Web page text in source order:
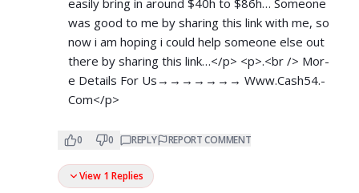
was good to me by sharing this link with me, so
now i am hoping i could help someone else out
there by sharing this link…</p> <p>.<br /> M­­­­­­o­­­­­­r­­­­­­
e­ D­­­­­­e­­­­­­t­­­­­­a­­­­­­i­­­­­­l­­­­­­s For Us→→→→→→→ W­­w­w­.­­­C­­a­­s­­h­­­5­­­4­.­­
C­­­­o­­­m</p>
0 0 REPLY REPORT COMMENT
View 1 Replies